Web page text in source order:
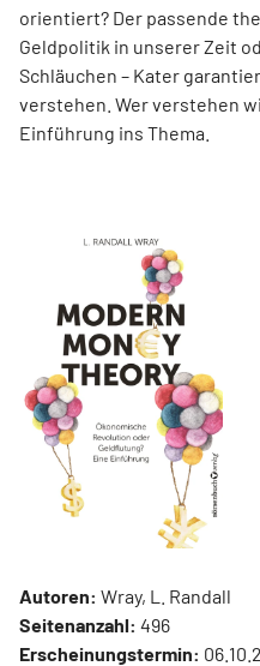
orientiert? Der passende
Geldpolitik in unserer Zeit
Schläuchen – Kater
verstehen. Wer verstehen
Einführung ins Thema.
Autoren: Wray, L. Randall
Seitenanzahl: 496
Erscheinungstermin: